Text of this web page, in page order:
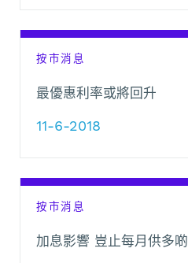
按市消息
最優惠利率或將回升
11-6-2018
按市消息
加息影響 豈止每月供多啲